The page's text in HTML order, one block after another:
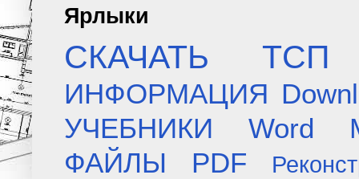
Ярлыки
СКАЧАТЬ ТСП
ИНФОРМАЦИЯ
УЧЕБНИКИ
Word
ФАЙЛЫ
PDF